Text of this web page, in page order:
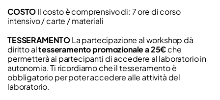
COSTOIl costo è comprensivo di: 7 ore di corso
intensivo / carte / materiali
TESSERAMENTOLa partecipazione al workshop dà
diritto altesseramento promozionale a 25€che
permetterà ai partecipanti di accedere al laboratorio in
autonomia. Ti ricordiamo che il tesseramento è
obbligatorio per poter accedere alle attività del
laboratorio.